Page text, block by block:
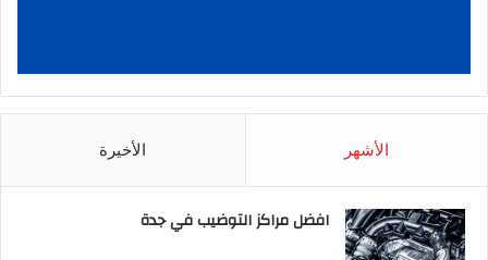
الأشهر الأخيرة
افضل مراكز التوضيب في جدة